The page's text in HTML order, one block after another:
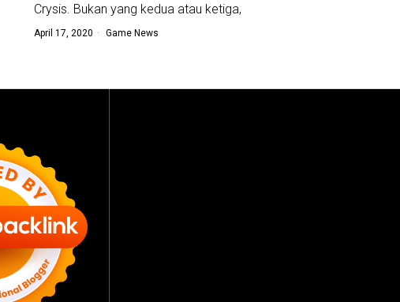
Crysis. Bukan yang kedua atau ketiga,
April 17, 2020 Game News